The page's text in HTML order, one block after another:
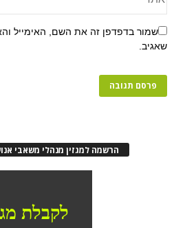
זה את השם, האימייל והאתר שלי
הרשמה למגזין מנהלי משאבי אנוש